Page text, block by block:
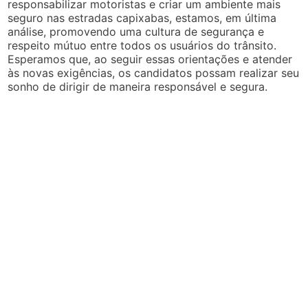
responsabilizar motoristas e criar um ambiente mais
seguro nas estradas capixabas, estamos, em última
análise, promovendo uma cultura de segurança e
respeito mútuo entre todos os usuários do trânsito.
Esperamos que, ao seguir essas orientações e atender
às novas exigências, os candidatos possam realizar seu
sonho de dirigir de maneira responsável e segura.